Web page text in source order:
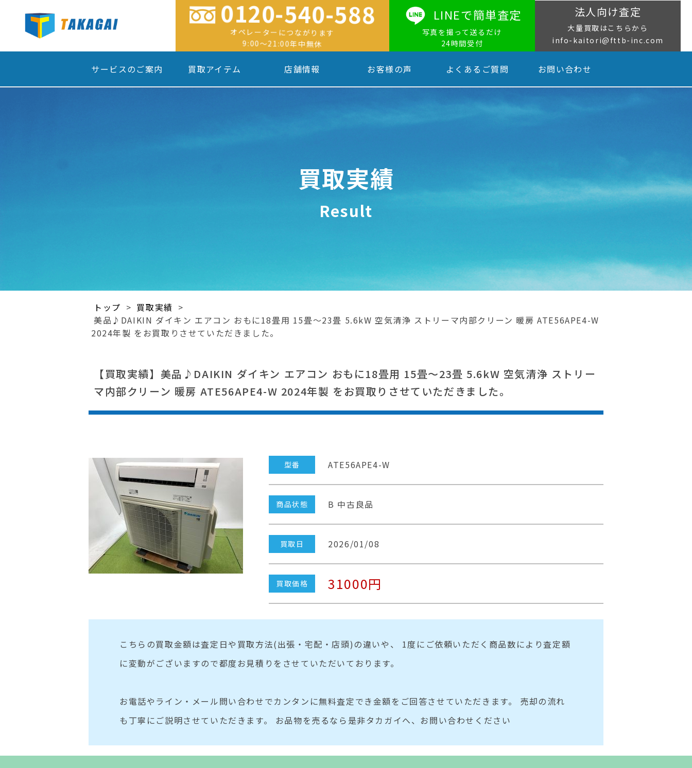
0120-540-588
オペレーターにつながります
9:00〜21:00年中無休
LINEで簡単査定
写真を撮って送るだけ
24時間受付
法人向け査定
大量買取はこちらから
info-kaitori@fttb-inc.com
サービスのご案内 買取アイテム 店舗情報 お客様の声 よくあるご質問 お問い合わせ
買取実績
Result
トップ > 買取実績 >
美品♪DAIKIN ダイキン エアコン おもに18畳用 15畳～23畳 5.6kW 空気清浄 ストリーマ内部クリーン 暖房 ATE56APE4-W
2024年製 をお買取りさせていただきました。
【買取実績】美品♪DAIKIN ダイキン エアコン おもに18畳用 15畳～23畳 5.6kW 空気清浄 ストリー
マ内部クリーン 暖房 ATE56APE4-W 2024年製 をお買取りさせていただきました。
型番 ATE56APE4-W
商品状態 B 中古良品
買取日 2026/01/08
買取価格 31000円
こちらの買取金額は査定日や買取方法(出張・宅配・店頭)の違いや、 1度にご依頼いただく商品数により査定額
に変動がございますので都度お見積りをさせていただいております。
お電話やライン・メール問い合わせでカンタンに無料査定でき金額をご回答させていただきます。 売却の流れ
も丁寧にご説明させていただきます。 お品物を売るなら是非タカガイへ、お問い合わせください